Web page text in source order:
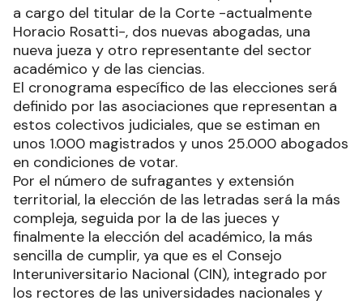
a cargo del titular de la Corte -actualmente
Horacio Rosatti-, dos nuevas abogadas, una
nueva jueza y otro representante del sector
académico y de las ciencias.
El cronograma específico de las elecciones será
definido por las asociaciones que representan a
estos colectivos judiciales, que se estiman en
unos 1.000 magistrados y unos 25.000 abogados
en condiciones de votar.
Por el número de sufragantes y extensión
territorial, la elección de las letradas será la más
compleja, seguida por la de las jueces y
finalmente la elección del académico, la más
sencilla de cumplir, ya que es el Consejo
Interuniversitario Nacional (CIN), integrado por
los rectores de las universidades nacionales y